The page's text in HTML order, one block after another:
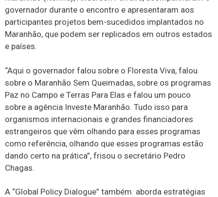
governador durante o encontro e apresentaram aos
participantes projetos bem-sucedidos implantados no
Maranhão, que podem ser replicados em outros estados
e países.
“Aqui o governador falou sobre o Floresta Viva, falou
sobre o Maranhão Sem Queimadas, sobre os programas
Paz no Campo e Terras Para Elas e falou um pouco
sobre a agência Investe Maranhão. Tudo isso para
organismos internacionais e grandes financiadores
estrangeiros que vêm olhando para esses programas
como referência, olhando que esses programas estão
dando certo na prática”, frisou o secretário Pedro
Chagas.
A “Global Policy Dialogue” também aborda estratégias